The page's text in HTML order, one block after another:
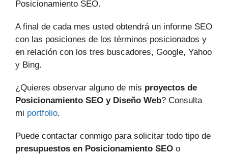
Posicionamiento SEO.
A final de cada mes usted obtendrá un informe SEO
con las posiciones de los términos posicionados y
en relación con los tres buscadores, Google, Yahoo
y Bing.
¿Quieres observar alguno de mis proyectos de
Posicionamiento SEO y Diseño Web? Consulta
mi portfolio.
Puede contactar conmigo para solicitar todo tipo de
presupuestos en Posicionamiento SEO o